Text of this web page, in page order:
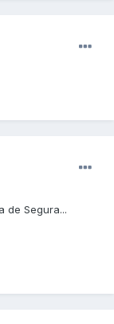
de Segura...